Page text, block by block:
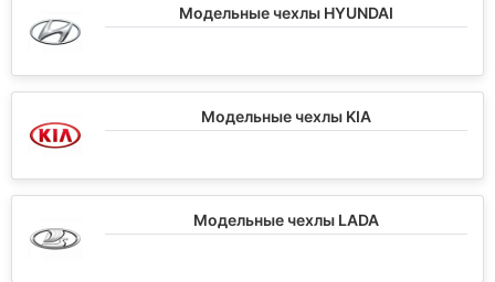
Модельные чехлы HYUNDAI
Модельные чехлы KIA
Модельные чехлы LADA